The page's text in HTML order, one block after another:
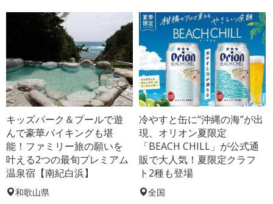
キッズパーク＆プールで遊
んで豪華バイキングも堪
能！ファミリー旅の願いを
叶える2つの最旬プレミアム
温泉宿【南紀白浜】
和歌山県
冷やすと缶に“沖縄の海”が出
現、オリオン夏限定
「BEACH CHILL」が公式通
販で大人気！夏限定クラフ
ト2種も登場
全国